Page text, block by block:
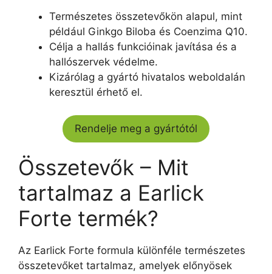
Természetes összetevőkön alapul, mint
például Ginkgo Biloba és Coenzima Q10.
Célja a hallás funkcióinak javítása és a
hallószervek védelme.
Kizárólag a gyártó hivatalos weboldalán
keresztül érhető el.
Rendelje meg a gyártótól
Összetevők – Mit
tartalmaz a Earlick
Forte termék?
Az Earlick Forte formula különféle természetes
összetevőket tartalmaz, amelyek előnyösek